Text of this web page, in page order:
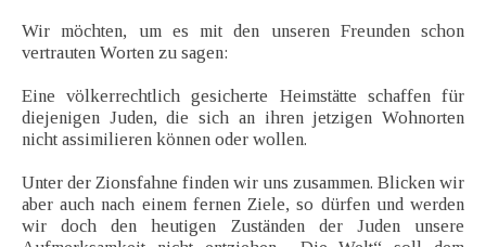
Wir möchten, um es mit den unseren Freunden schon
vertrauten Worten zu sagen:
Eine völkerrechtlich gesicherte Heimstätte schaffen für
diejenigen Juden, die sich an ihren jetzigen Wohnorten
nicht assimilieren können oder wollen.
Unter der Zionsfahne finden wir uns zusammen. Blicken wir
aber auch nach einem fernen Ziele, so dürfen und werden
wir doch den heutigen Zuständen der Juden unsere